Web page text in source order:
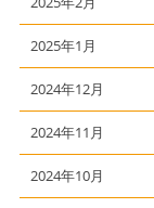
2025年1月
2024年12月
2024年11月
2024年10月